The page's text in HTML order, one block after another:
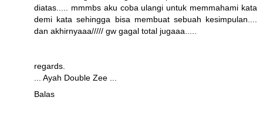
diatas..... mmmbs aku coba ulangi untuk memmahami kata
demi kata sehingga bisa membuat sebuah kesimpulan....
dan akhirnyaaa///// gw gagal total jugaaa.....
regards.
... Ayah Double Zee ...
Balas